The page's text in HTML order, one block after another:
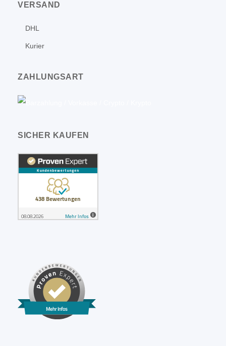
VERSAND
DHL
Kurier
ZAHLUNGSART
SICHER KAUFEN
Mehr Infos